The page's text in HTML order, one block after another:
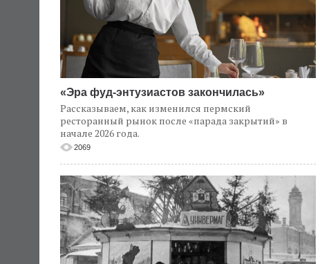
«Эра фуд-энтузиастов закончилась»
Рассказываем, как изменился пермский
ресторанный рынок после «парада закрытий» в
начале 2026 года.
2069